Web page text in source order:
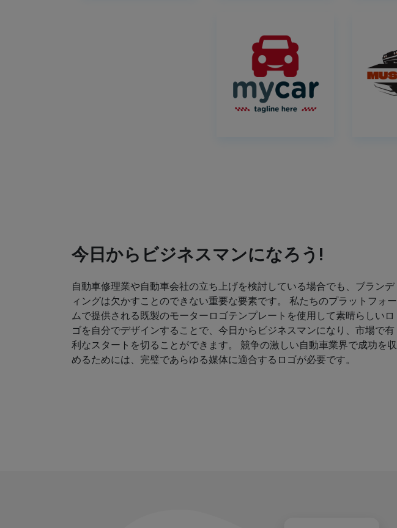
今日からビジネスマンになろう!
自動車修理業や自動車会社の立ち上げを検討している場合でも、ブランデ
ィングは欠かすことのできない重要な要素です。 私たちのプラットフォー
ムで提供される既製のモーターロゴテンプレートを使用して素晴らしいロ
ゴを自分でデザインすることで、今日からビジネスマンになり、市場で有
利なスタートを切ることができます。 競争の激しい自動車業界で成功を収
めるためには、完璧であらゆる媒体に適合するロゴが必要です。